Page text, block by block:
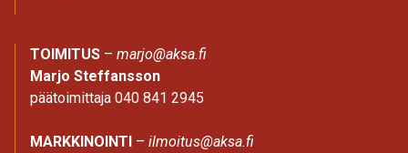
TOIMITUS – marjo@aksa.fi
Marjo Steffansson
päätoimittaja 040 841 2945
MARKKINOINTI – ilmoitus@aksa.fi